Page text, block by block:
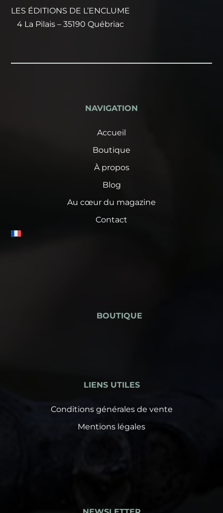
LES ÉDITIONS DE L’ENCLUME
4 La Pilais – 35190 Québriac
NAVIGATION
Accueil
Boutique
À propos
Blog
Au cœur du magazine
Contact
BOUTIQUE
LIENS UTILES
Conditions générales de vente
Mentions légales